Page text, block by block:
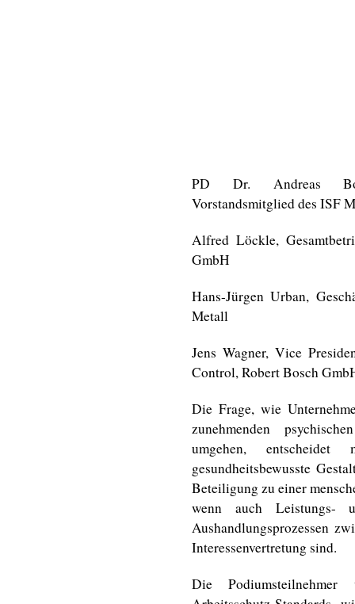
PD Dr. Andreas
Vorstandsmitglied des ISF
Alfred Löckle,
GmbH
Hans-Jürgen Urban,
Metall
Jens Wagner, Vice
Control, Robert Bosch
Die Frage, wie
zunehmenden
umgehen,
gesundheitsbewusste
Beteiligung zu einer
wenn auch Leistungs-
Aushandlungsprozessen
Interessenvertretung sind.
Die